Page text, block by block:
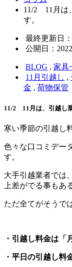
11/2 11月は
す。
最終更新日
公開日：
BLOG , 家具
11月引越し ,
金 , 荷物保管
11/2 11月は、引越し
寒い季節の引越し
色々な口コミデー
す。
大手引越業者では
上差がでる事もあ
ただ全てがそうで
・引越し料金は「
・平日の引越し料